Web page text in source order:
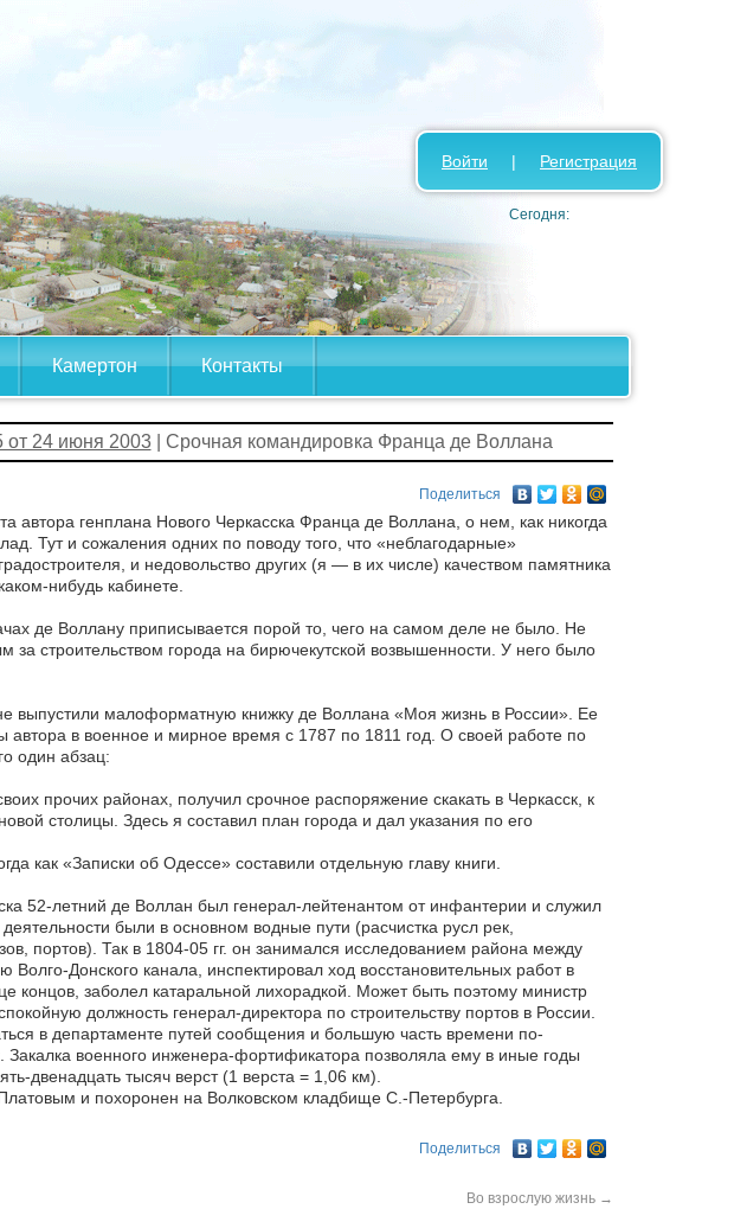
Камертон Контакты
Войти | Регистрация
Сегодня:
24 июня 2003| Срочная командировка Франца де Воллана
Поделиться
автора генплана Нового Черкасска Франца де Воллана, о нем, как никогда
Тут и сожаления одних по поводу того, что «неблагодарные»
и недовольство других (я — в их числе) качеством памятника
нибудь кабинете.
де Воллану приписывается порой то, чего на самом деле не было. Не
строительством города на бирючекутской возвышенности. У него было
выпустили малоформатную книжку де Воллана «Моя жизнь в России». Ее
автора в военное и мирное время с 1787 по 1811 год. О своей работе по
один абзац:
прочих районах, получил срочное распоряжение скакать в Черкасск, к
столицы. Здесь я составил план города и дал указания по его
как «Записки об Одессе» составили отдельную главу книги.
52-летний де Воллан был генерал-лейтенантом от инфантерии и служил
были в основном водные пути (расчистка русл рек,
портов). Так в 1804-05 гг. он занимался исследованием района между
Донского канала, инспектировал ход восстановительных работ в
концов, заболел катаральной лихорадкой. Может быть поэтому министр
должность генерал-директора по строительству портов в России.
в департаменте путей сообщения и большую часть времени по-
военного инженера-фортификатора позволяла ему в иные годы
двенадцать тысяч верст (1 верста = 1,06 км).
и похоронен на Волковском кладбище С.-Петербурга.
Поделиться
Во взрослую жизнь →